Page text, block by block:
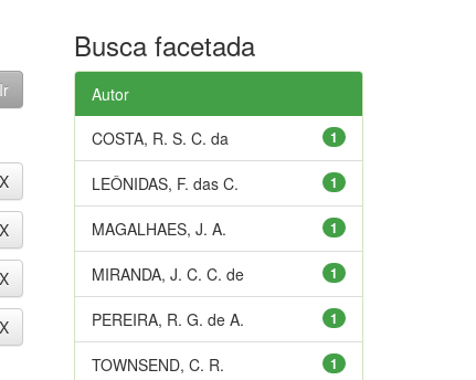
Busca facetada
Autor
1
COSTA, R. S. C. da
1
LEÔNIDAS, F. das C.
1
MAGALHAES, J. A.
1
MIRANDA, J. C. C. de
1
PEREIRA, R. G. de A.
1
TOWNSEND, C. R.